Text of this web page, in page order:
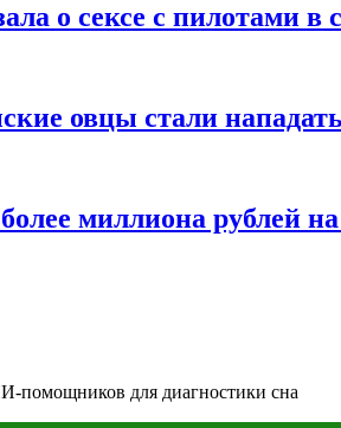
о сексе с пилотами в
овцы стали
миллиона рублей
помощников для диагностики сна